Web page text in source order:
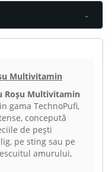
Multivitamin
Multivitamin
gama TechnoPufi,
concepută
de pești
pe sting sau pe
amurului,